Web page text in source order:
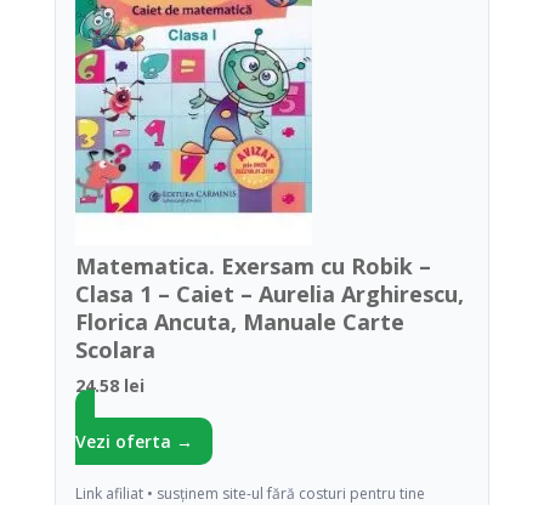
Matematica. Exersam cu Robik –
Clasa 1 – Caiet – Aurelia Arghirescu,
Florica Ancuta, Manuale Carte
Scolara
24.58 lei
Vezi oferta →
Link afiliat • susținem site-ul fără costuri pentru tine